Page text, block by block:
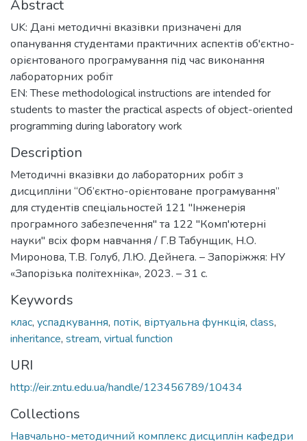
Abstract
UK: Дані методичні вказівки призначені для
опанування студентами практичних аспектів об'єктно-
орієнтованого програмування під час виконання
лабораторних робіт
EN: These methodological instructions are intended for
students to master the practical aspects of object-oriented
programming during laboratory work
Description
Методичні вказівки до лабораторних робіт з
дисципліни “Об’єктно-орієнтоване програмування”
для студентів спеціальностей 121 "Інженерія
програмного забезпечення" та 122 "Комп'ютерні
науки" всіх форм навчання / Г.В Табунщик, Н.О.
Миронова, Т.В. Голуб, Л.Ю. Дейнега. – Запоріжжя: НУ
«Запорізька політехніка», 2023. – 31 с.
Keywords
клас, успадкування, потік, віртуальна функція, class,
inheritance, stream, virtual function
URI
http://eir.zntu.edu.ua/handle/123456789/10434
Collections
Навчально-методичний комплекс дисциплін кафедри